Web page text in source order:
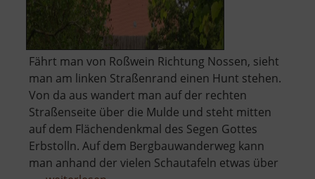
Fährt man von Roßwein Richtung Nossen, sieht
man am linken Straßenrand einen Hunt stehen.
Von da aus wandert man auf der rechten
Straßenseite über die Mulde und steht mitten
auf dem Flächendenkmal des Segen Gottes
Erbstolln. Auf dem Bergbauwanderweg kann
man anhand der vielen Schautafeln etwas über